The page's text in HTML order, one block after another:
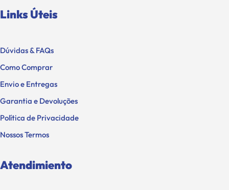
Links Úteis
Dúvidas & FAQs
Como Comprar
Envio e Entregas
Garantia e Devoluções
Política de Privacidade
Nossos Termos
Atendimiento